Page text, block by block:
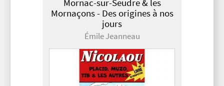
Mornac-sur-Seudre & les
Mornaçons - Des origines à nos
jours
Émile Jeanneau